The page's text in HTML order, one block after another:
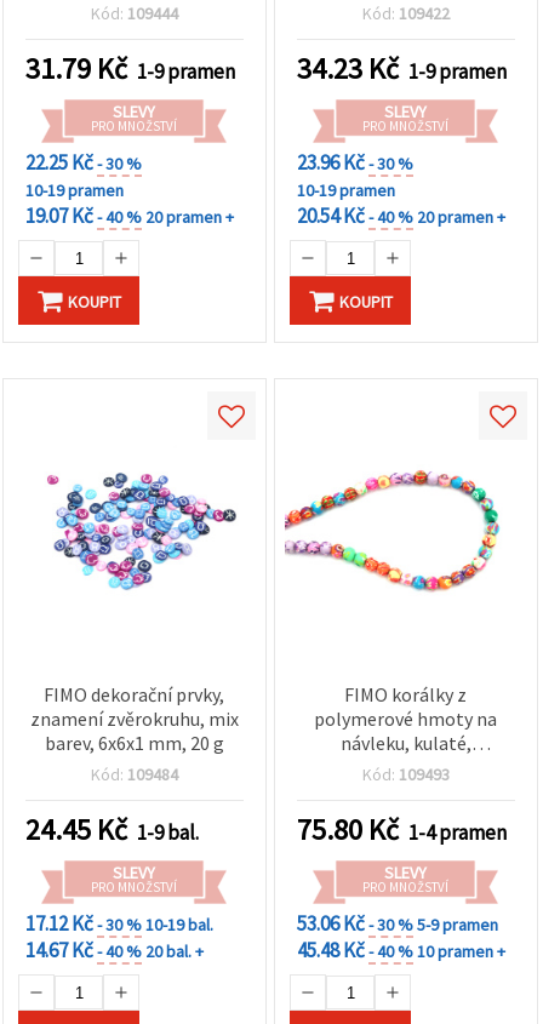
průvlek 2 mm, cca 320 ks
Kód: 109444
31.79 Kč 1-9 pramen
SLEVY
PRO MNOŽSTVÍ
22.25 Kč- 30 %
10-19 pramen
19.07 Kč- 40 % 20 pramen +
KOUPIT
průvlek 2 mm, mix barev
cca 350 ks
Kód: 109422
34.23 Kč 1-9 pramen
SLEVY
PRO MNOŽSTVÍ
23.96 Kč- 30 %
10-19 pramen
20.54 Kč- 40 % 20 pramen +
KOUPIT
FIMO dekorační prvky,
znamení zvěrokruhu, mix
barev, 6x6x1 mm, 20 g
Kód: 109484
24.45 Kč 1-9 bal.
SLEVY
PRO MNOŽSTVÍ
17.12 Kč- 30 %10-19 bal.
14.67 Kč- 40 % 20 bal. +
FIMO korálky z
polymerové hmoty na
návleku, kulaté,
vzorované / 6 mm,
- 64 ks
Kód: 109493
75.80 Kč 1-4 pramen
SLEVY
PRO MNOŽSTVÍ
53.06 Kč- 30 %5-9 pramen
45.48 Kč- 40 %10 pramen +